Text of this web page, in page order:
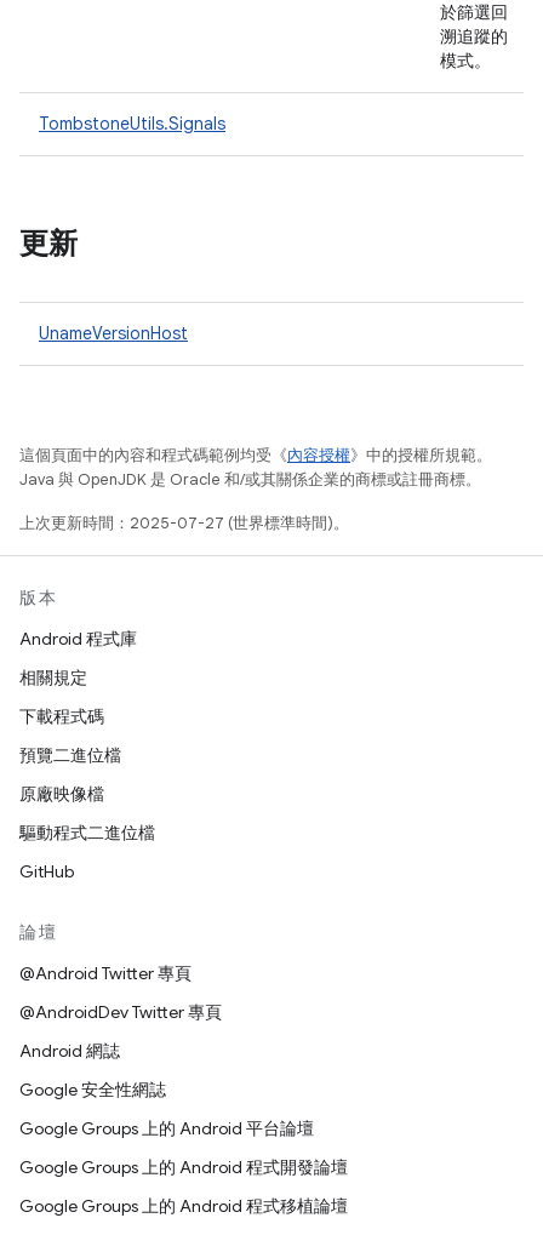
於篩選回
溯追蹤的
模式。
TombstoneUtils.Signals
更新
UnameVersionHost
這個頁面中的內容和程式碼範例均受《內容授權》中的授權所規範。
Java 與 OpenJDK 是 Oracle 和/或其關係企業的商標或註冊商標。
上次更新時間：2025-07-27 (世界標準時間)。
版本
Android 程式庫
相關規定
下載程式碼
預覽二進位檔
原廠映像檔
驅動程式二進位檔
GitHub
論壇
@Android Twitter 專頁
@AndroidDev Twitter 專頁
Android 網誌
Google 安全性網誌
Google Groups 上的 Android 平台論壇
Google Groups 上的 Android 程式開發論壇
Google Groups 上的 Android 程式移植論壇